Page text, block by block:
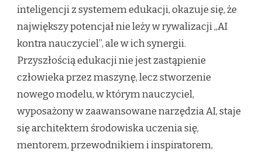
inteligencji z systemem edukacji, okazuje się, że
największy potencjał nie leży w rywalizacji „AI
kontra nauczyciel”, ale w ich synergii.
Przyszłością edukacji nie jest zastąpienie
człowieka przez maszynę, lecz stworzenie
nowego modelu, w którym nauczyciel,
wyposażony w zaawansowane narzędzia AI, staje
się architektem środowiska uczenia się,
mentorem, przewodnikiem i inspiratorem,